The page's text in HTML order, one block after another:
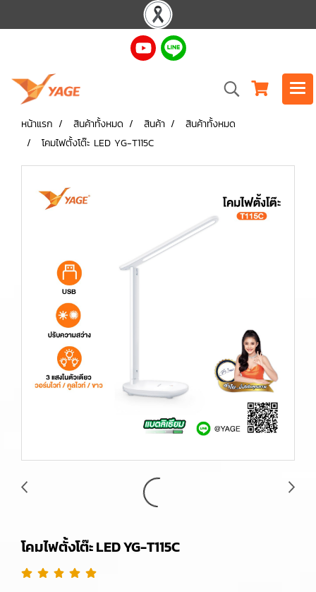
หน้าแรก สินค้าทั้งหมด สินค้า
สินค้าทั้งหมด
โคมไฟตั้งโต๊ะ LED YG-T115C
โคมไฟตั้งโต๊ะ LED YG-T115C